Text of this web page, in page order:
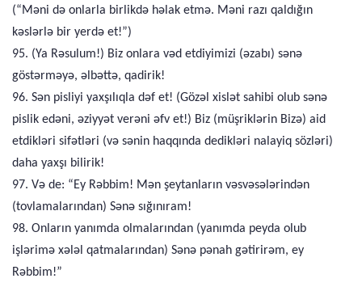
(“Məni də onlarla birlikdə həlak etmə. Məni razı qaldığın
kəslərlə bir yerdə et!”)
95. (Ya Rəsulum!) Biz onlara vəd etdiyimizi (əzabı) sənə
göstərməyə, əlbəttə, qadirik!
96. Sən pisliyi yaxşılıqla dəf et! (Gözəl xislət sahibi olub sənə
pislik edəni, əziyyət verəni əfv et!) Biz (müşriklərin Bizə) aid
etdikləri sifətləri (və sənin haqqında dedikləri nalayiq sözləri)
daha yaxşı bilirik!
97. Və de: “Ey Rəbbim! Mən şeytanların vəsvəsələrindən
(tovlamalarından) Sənə sığınıram!
98. Onların yanımda olmalarından (yanımda peyda olub
işlərimə xələl qatmalarından) Sənə pənah gətirirəm, ey
Rəbbim!”